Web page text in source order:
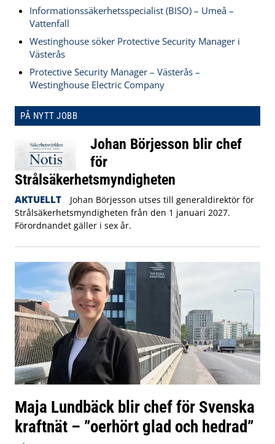
Informationssäkerhetsspecialist (BISO) – Umeå –
Vattenfall
Westinghouse söker Protective Security Manager i
Västerås
Protective Security Manager – Västerås –
Westinghouse Electric Company
PÅ NYTT JOBB
Johan Börjesson blir chef
för
Strålsäkerhetsmyndigheten
AKTUELLT
Johan Börjesson utses till generaldirektör för
Strålsäkerhetsmyndigheten från den 1 januari 2027.
Förordnandet gäller i sex år.
Maja Lundbäck blir chef för Svenska
kraftnät – ”oerhört glad och hedrad”